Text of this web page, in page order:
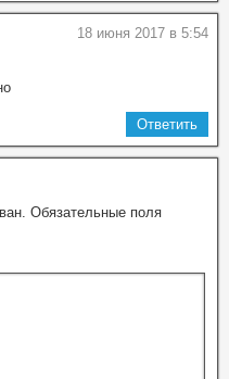
18 июня 2017 в 5:54
Ответить
Обязательные поля